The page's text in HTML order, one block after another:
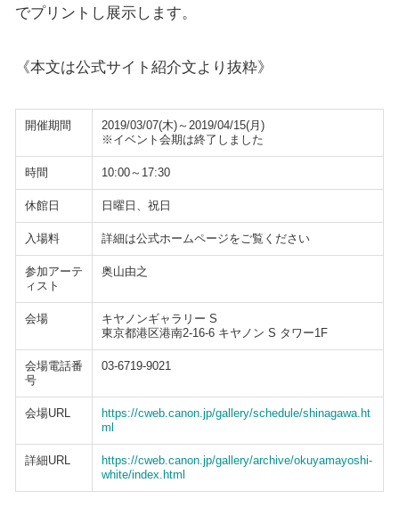
でプリントし展示します。
《本文は公式サイト紹介文より抜粋》
開催期間
2019/03/07(木)～2019/04/15(月)
※イベント会期は終了しました
時間 10:00～17:30
休館日 日曜日、祝日
入場料 詳細は公式ホームページをご覧ください
参加アーテ
ィスト
奥山由之
会場
キヤノンギャラリー S
東京都港区港南2-16-6 キヤノン S タワー1F
会場電話番
号
03-6719-9021
会場URL
https://cweb.canon.jp/gallery/schedule/shinagawa.ht
ml
詳細URL
https://cweb.canon.jp/gallery/archive/okuyamayoshi-
white/index.html